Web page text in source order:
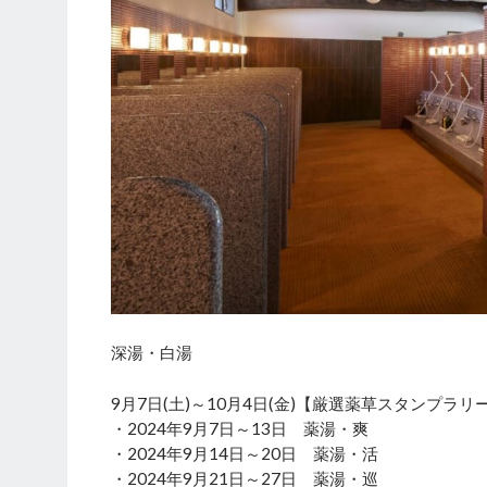
深湯・白湯
9月7日(土)～10月4日(金)【厳選薬草スタンプラリ
・2024年9月7日～13日 薬湯・爽
・2024年9月14日～20日 薬湯・活
・2024年9月21日～27日 薬湯・巡